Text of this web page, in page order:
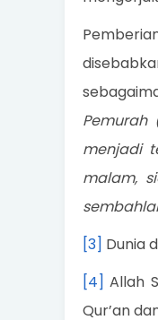
menjadi
malam,
[3] Dunia
[4] Allah
Qur’an